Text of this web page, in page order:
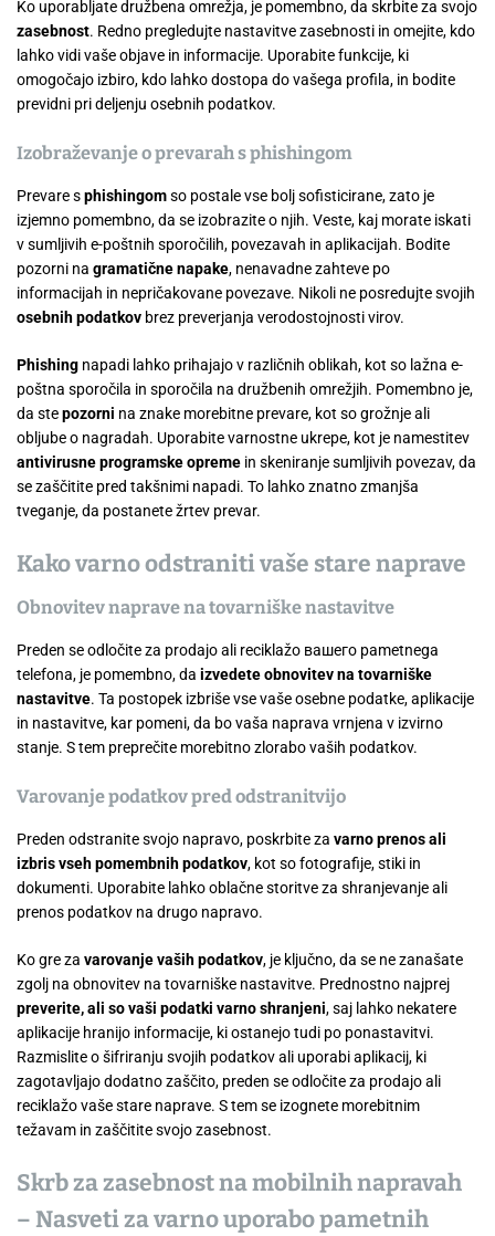
Ko uporabljate družbena omrežja, je pomembno, da skrbite za svojo
zasebnost. Redno pregledujte nastavitve zasebnosti in omejite, kdo
lahko vidi vaše objave in informacije. Uporabite funkcije, ki
omogočajo izbiro, kdo lahko dostopa do vašega profila, in bodite
previdni pri deljenju osebnih podatkov.
Izobraževanje o prevarah s phishingom
Prevare sphishingomso postale vse bolj sofisticirane, zato je
izjemno pomembno, da se izobrazite o njih. Veste, kaj morate iskati
v sumljivih e-poštnih sporočilih, povezavah in aplikacijah. Bodite
pozorni na gramatične napake, nenavadne zahteve po
informacijah in nepričakovane povezave. Nikoli ne posredujte svojih
osebnih podatkov brez preverjanja verodostojnosti virov.
Phishing napadi lahko prihajajo v različnih oblikah, kot so lažna e-
poštna sporočila in sporočila na družbenih omrežjih. Pomembno je,
da stepozorni na znake morebitne prevare, kot so grožnje ali
obljube o nagradah. Uporabite varnostne ukrepe, kot je namestitev
antivirusne programske opreme in skeniranje sumljivih povezav, da
se zaščitite pred takšnimi napadi. To lahko znatno zmanjša
tveganje, da postanete žrtev prevar.
Kako varno odstraniti vaše stare naprave
Obnovitev naprave na tovarniške nastavitve
Preden se odločite za prodajo ali reciklažo вашего pametnega
telefona, je pomembno, da izvedete obnovitev na tovarniške
nastavitve. Ta postopek izbriše vse vaše osebne podatke, aplikacije
in nastavitve, kar pomeni, da bo vaša naprava vrnjena v izvirno
stanje. S tem preprečite morebitno zlorabo vaših podatkov.
Varovanje podatkov pred odstranitvijo
Preden odstranite svojo napravo, poskrbite za varno prenos ali
izbris vseh pomembnih podatkov, kot so fotografije, stiki in
dokumenti. Uporabite lahko oblačne storitve za shranjevanje ali
prenos podatkov na drugo napravo.
Ko gre za varovanje vaših podatkov, je ključno, da se ne zanašate
zgolj na obnovitev na tovarniške nastavitve. Prednostno najprej
preverite, ali so vaši podatki varno shranjeni, saj lahko nekatere
aplikacije hranijo informacije, ki ostanejo tudi po ponastavitvi.
Razmislite o šifriranju svojih podatkov ali uporabi aplikacij, ki
zagotavljajo dodatno zaščito, preden se odločite za prodajo ali
reciklažo vaše stare naprave. S tem se izognete morebitnim
težavam in zaščitite svojo zasebnost.
Skrb za zasebnost na mobilnih napravah
– Nasveti za varno uporabo pametnih